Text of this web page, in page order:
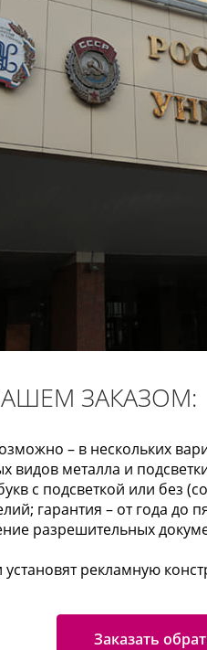
ЗАКАЗОМ:
– в нескольких
видов металла и
с подсветкой или без
гарантия – от года до
разрешительных
рекламную
Заказать